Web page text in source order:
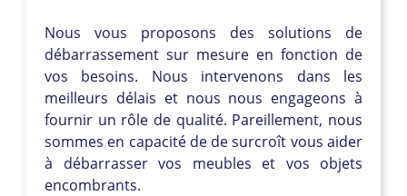
Nous vous proposons des solutions de
débarrassement sur mesure en fonction de
vos besoins. Nous intervenons dans les
meilleurs délais et nous nous engageons à
fournir un rôle de qualité. Pareillement, nous
sommes en capacité de de surcroît vous aider
à débarrasser vos meubles et vos objets
encombrants.